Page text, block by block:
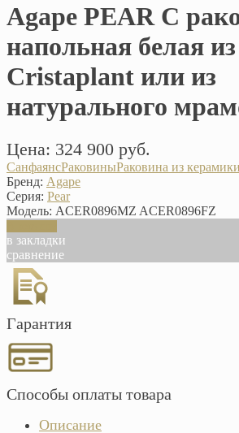
Agape PEAR C
напольная белая из
Cristaplant или из
натурального
Цена: 324 900 руб.
СанфаянсРаковиныРаковина из керамики
Бренд: Agape
Серия: Pear
Модель: ACER0896MZ ACER0896FZ
в закладки
сравнение
Гарантия
Способы оплаты товара
Описание